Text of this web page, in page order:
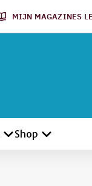
MIJN MAGAZINES
Shop